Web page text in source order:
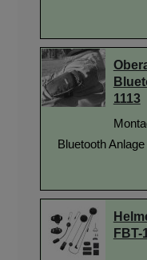
1113
Bluetooth
FBT-